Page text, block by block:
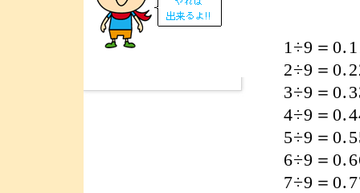
1÷9＝
2÷9＝
3÷9＝
4÷9＝
5÷9＝
6÷9＝
7÷9＝